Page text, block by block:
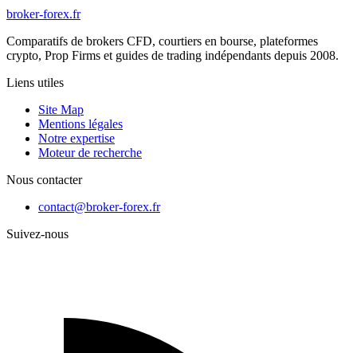
broker-forex.fr
Comparatifs de brokers CFD, courtiers en bourse, plateformes
crypto, Prop Firms et guides de trading indépendants depuis 2008.
Liens utiles
Site Map
Mentions légales
Notre expertise
Moteur de recherche
Nous contacter
contact@broker-forex.fr
Suivez-nous